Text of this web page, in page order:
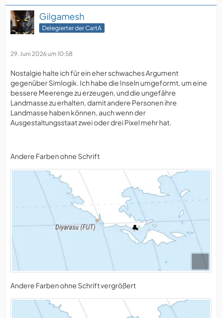
Gilgamesh
Delegierter der CartA
29. Juni 2026 um 10:58
Nostalgie halte ich für ein eher schwaches Argument
gegenüber Simlogik. Ich habe die Inseln umgeformt, um eine
bessere Meerenge zu erzeugen, und die ungefähre
Landmasse zu erhalten, damit andere Personen ihre
Landmasse haben können, auch wenn der
Ausgestaltungsstaat zwei oder drei Pixel mehr hat.
Andere Farben ohne Schrift
Andere Farben ohne Schrift vergrößert